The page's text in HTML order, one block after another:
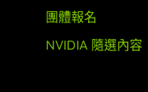
團體報名
NVIDIA 隨選內容